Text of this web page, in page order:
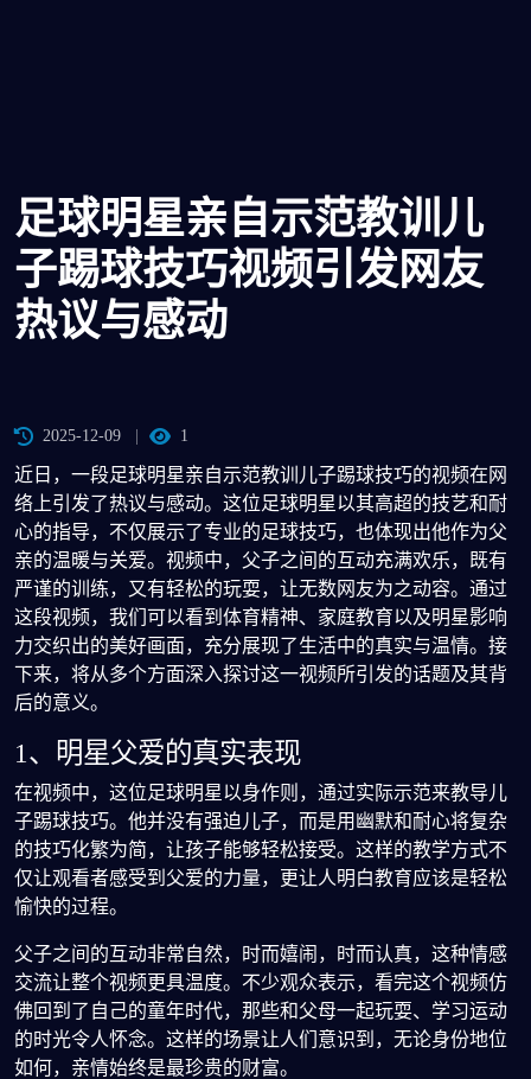
足球明星亲自示范教训儿
子踢球技巧视频引发网友
热议与感动
2025-12-09 1
近日，一段足球明星亲自示范教训儿子踢球技巧的视频在网
络上引发了热议与感动。这位足球明星以其高超的技艺和耐
心的指导，不仅展示了专业的足球技巧，也体现出他作为父
亲的温暖与关爱。视频中，父子之间的互动充满欢乐，既有
严谨的训练，又有轻松的玩耍，让无数网友为之动容。通过
这段视频，我们可以看到体育精神、家庭教育以及明星影响
力交织出的美好画面，充分展现了生活中的真实与温情。接
下来，将从多个方面深入探讨这一视频所引发的话题及其背
后的意义。
1、明星父爱的真实表现
在视频中，这位足球明星以身作则，通过实际示范来教导儿
子踢球技巧。他并没有强迫儿子，而是用幽默和耐心将复杂
的技巧化繁为简，让孩子能够轻松接受。这样的教学方式不
仅让观看者感受到父爱的力量，更让人明白教育应该是轻松
愉快的过程。
父子之间的互动非常自然，时而嬉闹，时而认真，这种情感
交流让整个视频更具温度。不少观众表示，看完这个视频仿
佛回到了自己的童年时代，那些和父母一起玩耍、学习运动
的时光令人怀念。这样的场景让人们意识到，无论身份地位
如何，亲情始终是最珍贵的财富。